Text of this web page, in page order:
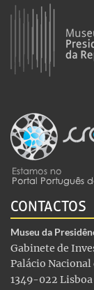
CONTACTOS
Museu da
Gabinete de
Palácio Nacional
1349-022 Lisboa